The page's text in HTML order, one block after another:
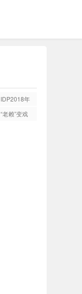
IDP2018年
路上感
“老赖”变戏